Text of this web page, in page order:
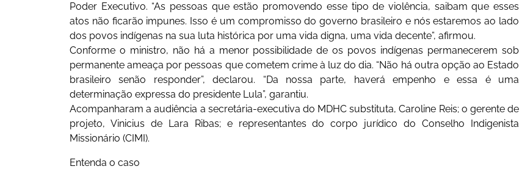
Poder Executivo. “As pessoas que estão promovendo esse tipo de violência, saibam que esses
atos não ficarão impunes. Isso é um compromisso do governo brasileiro e nós estaremos ao lado
dos povos indígenas na sua luta histórica por uma vida digna, uma vida decente”, afirmou.
Conforme o ministro, não há a menor possibilidade de os povos indígenas permanecerem sob
permanente ameaça por pessoas que cometem crime à luz do dia. “Não há outra opção ao Estado
brasileiro senão responder”, declarou. “Da nossa parte, haverá empenho e essa é uma
determinação expressa do presidente Lula”, garantiu.
Acompanharam a audiência a secretária-executiva do MDHC substituta, Caroline Reis; o gerente de
projeto, Vinicius de Lara Ribas; e representantes do corpo jurídico do Conselho Indigenista
Missionário (CIMI).
Entenda o caso